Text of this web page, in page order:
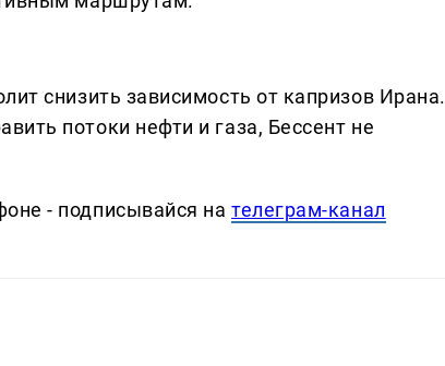
снизить зависимость от капризов Ирана.
потоки нефти и газа, Бессент не
- подписывайся нателеграм-канал